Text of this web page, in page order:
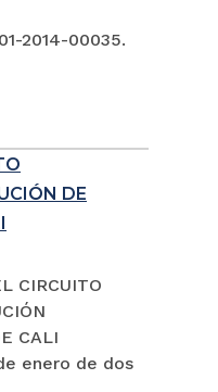
2014-00035.
DE
CIRCUITO
CALI
enero de dos